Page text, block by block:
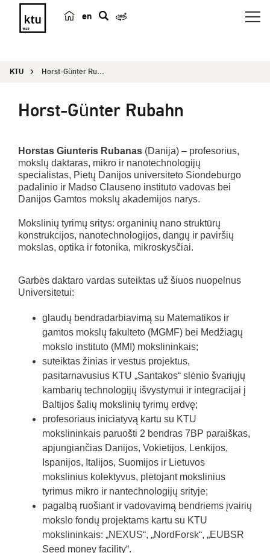
en
e
a
KTU Horst-Günter Rubahn
Horst-Günter Rubahn
Horstas Giunteris Rubanas (Danija) – profesorius,
mokslų daktaras, mikro ir nanotechnologijų
specialistas, Pietų Danijos universiteto Siondeburgo
padalinio ir Madso Clauseno instituto vadovas bei
Danijos Gamtos mokslų akademijos narys.
Mokslinių tyrimų sritys: organinių nano struktūrų
konstrukcijos, nanotechnologijos, dangų ir paviršių
mokslas, optika ir fotonika, mikroskysčiai.
Garbės daktaro vardas suteiktas už šiuos nuopelnus
Universitetui:
glaudų bendradarbiavimą su Matematikos ir
gamtos mokslų fakulteto (MGMF) bei Medžiagų
mokslo instituto (MMI) mokslininkais;
suteiktas žinias ir vestus projektus,
pasitarnavusius KTU „Santakos“ slėnio švariųjų
kambarių technologijų išvystymui ir integracijai į
Baltijos šalių mokslinių tyrimų erdvę;
profesoriaus iniciatyvą kartu su KTU
mokslininkais paruošti 2 bendras 7BP paraiškas,
apjungiančias Danijos, Vokietijos, Lenkijos,
Ispanijos, Italijos, Suomijos ir Lietuvos
mokslinius kolektyvus, plėtojant mokslinius
tyrimus mikro ir nantechnologijų srityje;
pagalbą ruošiant ir vadovavimą bendriems įvairių
mokslo fondų projektams kartu su KTU
mokslininkais: „NEXUS“, „NordForsk“, „EUBSR
Seed money facility“.